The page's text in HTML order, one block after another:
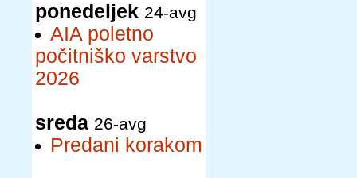
ponedeljek 24-avg
AIA poletno
počitniško varstvo
2026
sreda 26-avg
Predani korakom